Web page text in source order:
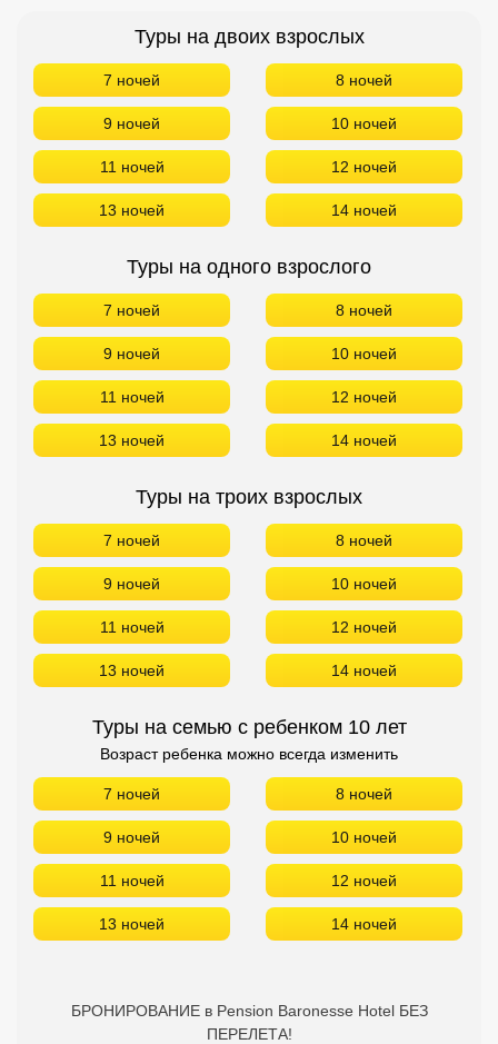
Туры на двоих взрослых
7 ночей 8 ночей
9 ночей 10 ночей
11 ночей 12 ночей
13 ночей 14 ночей
Туры на одного взрослого
7 ночей 8 ночей
9 ночей 10 ночей
11 ночей 12 ночей
13 ночей 14 ночей
Туры на троих взрослых
7 ночей 8 ночей
9 ночей 10 ночей
11 ночей 12 ночей
13 ночей 14 ночей
Туры на семью с ребенком 10 лет
Возраст ребенка можно всегда изменить
7 ночей 8 ночей
9 ночей 10 ночей
11 ночей 12 ночей
13 ночей 14 ночей
БРОНИРОВАНИЕ в Pension Baronesse Hotel БЕЗ
ПЕРЕЛЕТА!
Сетевые отели Маврикия